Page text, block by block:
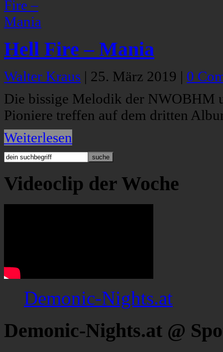
Hell Fire – Mania
Walter Kraus | 25. März 2019 | 0
Die bissige Melodik der NWOBHM
Pioniere treffen auf dem dritten
Weiterlesen
Videoclip der Woche
Demonic-Nights.at
Demonic-Nights.at @